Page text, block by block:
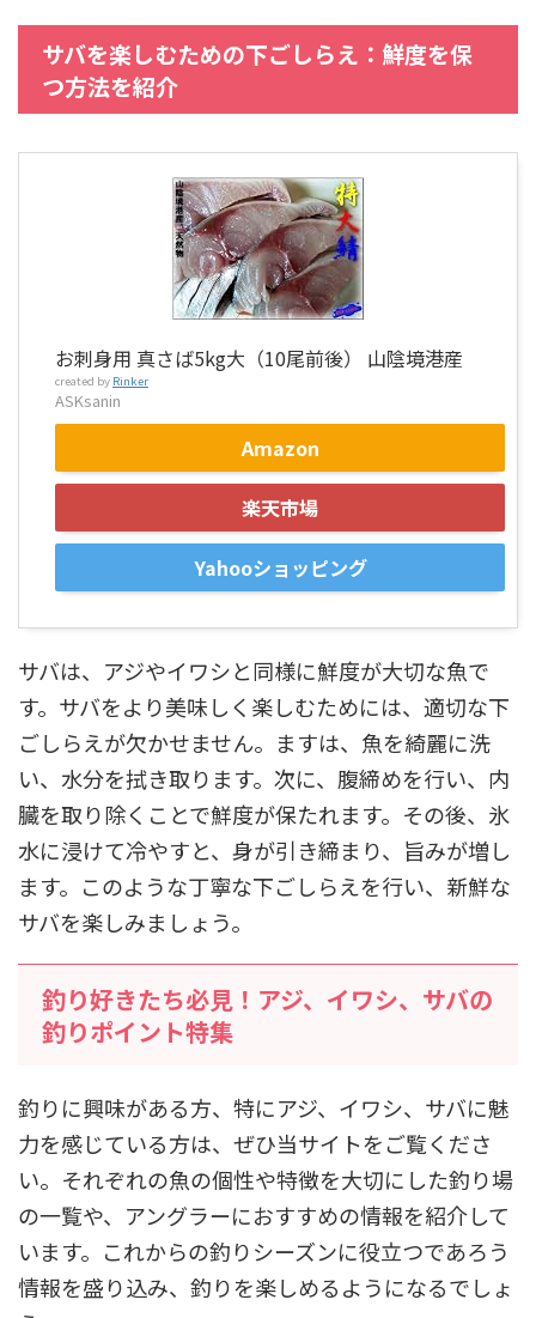
サバを楽しむための下ごしらえ：鮮度を保
つ方法を紹介
お刺身用 真さば5kg大（10尾前後） 山陰境港産
created by Rinker
ASKsanin
Amazon
楽天市場
Yahooショッピング
サバは、アジやイワシと同様に鮮度が大切な魚で
す。サバをより美味しく楽しむためには、適切な下
ごしらえが欠かせません。ますは、魚を綺麗に洗
い、水分を拭き取ります。次に、腹締めを行い、内
臓を取り除くことで鮮度が保たれます。その後、氷
水に浸けて冷やすと、身が引き締まり、旨みが増し
ます。このような丁寧な下ごしらえを行い、新鮮な
サバを楽しみましょう。
釣り好きたち必見！アジ、イワシ、サバの
釣りポイント特集
釣りに興味がある方、特にアジ、イワシ、サバに魅
力を感じている方は、ぜひ当サイトをご覧くださ
い。それぞれの魚の個性や特徴を大切にした釣り場
の一覧や、アングラーにおすすめの情報を紹介して
います。これからの釣りシーズンに役立つであろう
情報を盛り込み、釣りを楽しめるようになるでしょ